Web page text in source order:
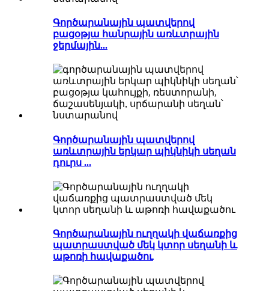
Գործարանային պատվերով
բացօթյա հանրային առևտրային
ջերմային...
Գործարանային պատվերով
առևտրային երկար պիկնիկի սեղան
դուրս ...
Գործարանային ուղղակի վաճառքից
պատրաստված մեկ կտոր սեղանի և
աթոռի հավաքածու